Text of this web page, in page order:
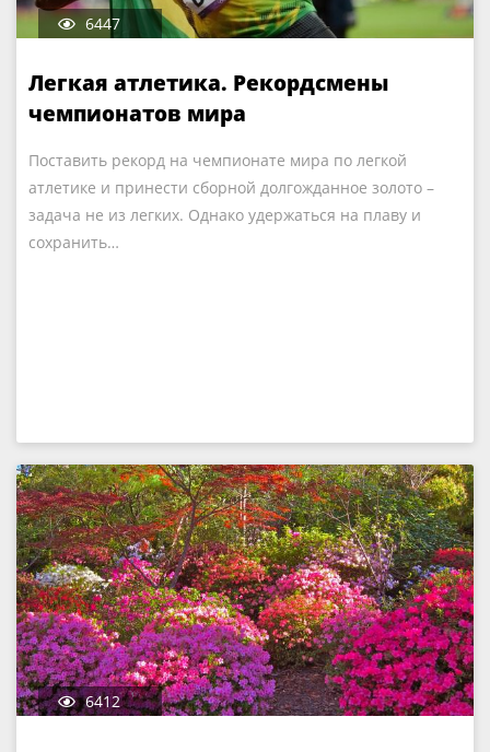
6447
Легкая атлетика. Рекордсмены
чемпионатов мира
Поставить рекорд на чемпионате мира по легкой
атлетике и принести сборной долгожданное золото –
задача не из легких. Однако удержаться на плаву и
сохранить…
6412